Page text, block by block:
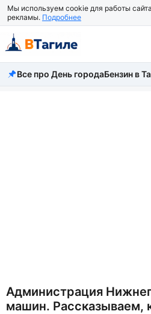
Мы используем cookie для работы
рекламы. Подробнее
Все новости
Все про День городаБензин в
Администрация
машин. Рассказываем,